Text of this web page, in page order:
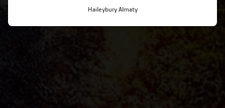
Haileybury Almaty